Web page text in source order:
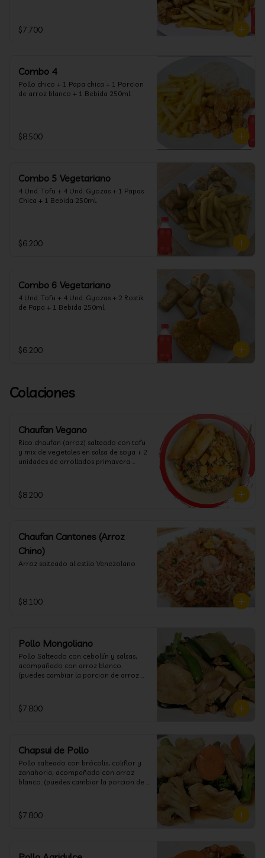
$7.700
Combo 4
Pollo chico + 1 Papa chica + 1 Porcion
de arroz blanco + 1 Bebida 250ml.
$8.500
Combo 5 Vegetariano
4 Und. Tofu + 4 Und. Gyozas + 1 Papas
Chica + 1 Bebida 250ml.
$6.200
Combo 6 Vegetariano
4 Und. Tofu + 4 Und. Gyozas + 2 Rostik
de Papa + 1 Bebida 250ml.
$6.200
Colaciones
Chaufan Vegano
Rico chaufan (arroz) salteado con tofu
y mix de vegetales en salsa de soya + 2
unidades de arrollados primavera
$8.200
Chaufan Cantones (Arroz
Chino)
Arroz salteado al estilo Venezolano
$8.100
Pollo Mongoliano
Pollo Salteado con cebollín y salsas,
acompañado con arroz blanco.
(puedes cambiar la porcion de arroz
$7.800
Chapsui de Pollo
Pollo salteado con brócolis, coliflor y
zanahoria, acompañado con arroz
blanco. (puedes cambiar la porcion de
$7.800